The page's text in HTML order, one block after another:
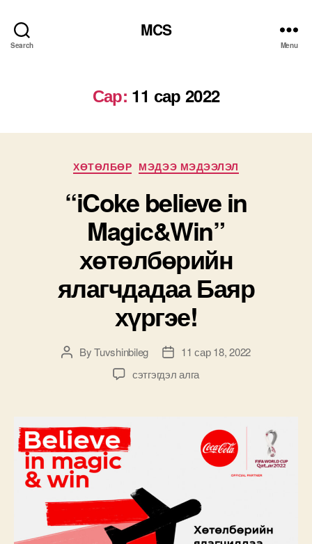
Search
MCS
Menu
Сар: 11 сар 2022
Categories
ХӨТӨЛБӨР МЭДЭЭ МЭДЭЭЛЭЛ
“iCoke believe in
Magic&Win”
хөтөлбөрийн
ялагчдадаа Баяр
хүргэе!
PostByTuvshinbileg
Post11 сар 18, 2022
“iCoke
дээр
сэтгэгдэл алга